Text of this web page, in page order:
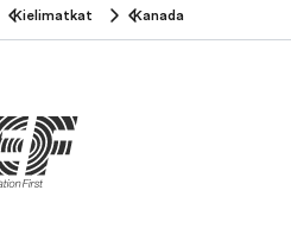
Kielimatkat Kanada